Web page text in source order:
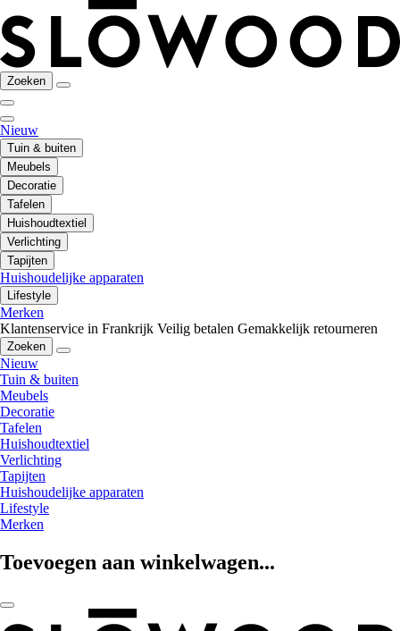
Zoeken
Nieuw
Tuin & buiten
Meubels
Decoratie
Tafelen
Huishoudtextiel
Verlichting
Tapijten
Huishoudelijke apparaten
Lifestyle
Merken
Klantenservice in Frankrijk Veilig betalen Gemakkelijk retourneren
Zoeken
Nieuw
Tuin & buiten
Meubels
Decoratie
Tafelen
Huishoudtextiel
Verlichting
Tapijten
Huishoudelijke apparaten
Lifestyle
Merken
Toevoegen aan winkelwagen...